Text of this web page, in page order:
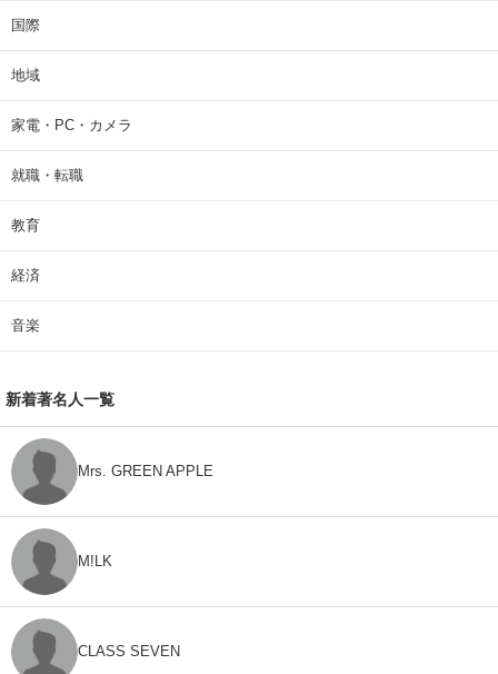
国際
地域
家電・PC・カメラ
就職・転職
教育
経済
音楽
新着著名人一覧
Mrs. GREEN APPLE
M!LK
CLASS SEVEN